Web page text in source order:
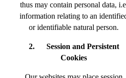
thus may contain personal data,
information relating to an
or identifiable natural person.
2. Session and Persistent
Cookies